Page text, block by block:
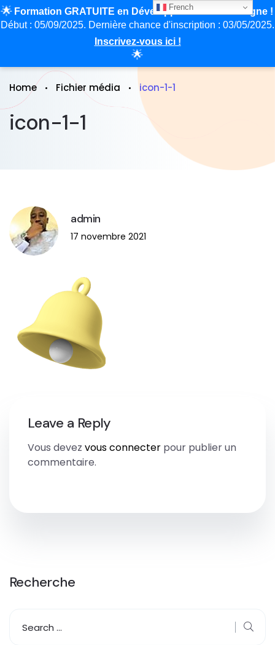
🌟 Formation GRATUITE en Développement Web en ligne !
Début : 05/09/2025. Dernière chance d'inscription : 03/05/2025.
Inscrivez-vous ici !
🌟
Home Fichier média icon-1-1
icon-1-1
admin
17 novembre 2021
Leave a Reply
Vous devez vous connecter pour publier un
commentaire.
Recherche
French